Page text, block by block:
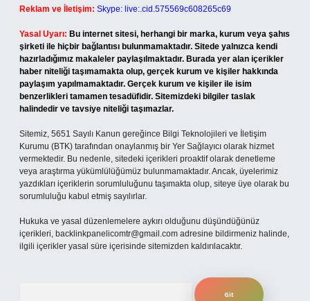
Reklam ve İletişim: Skype: live:.cid.575569c608265c69
Yasal Uyarı: Bu internet sitesi, herhangi bir marka, kurum veya şahıs
şirketi ile hiçbir bağlantısı bulunmamaktadır. Sitede yalnızca kendi
hazırladığımız makaleler paylaşılmaktadır. Burada yer alan içerikler
haber niteliği taşımamakta olup, gerçek kurum ve kişiler hakkında
paylaşım yapılmamaktadır. Gerçek kurum ve kişiler ile isim
benzerlikleri tamamen tesadüfidir. Sitemizdeki bilgiler taslak
halindedir ve tavsiye niteliği taşımazlar.
Sitemiz, 5651 Sayılı Kanun gereğince Bilgi Teknolojileri ve İletişim
Kurumu (BTK) tarafından onaylanmış bir Yer Sağlayıcı olarak hizmet
vermektedir. Bu nedenle, sitedeki içerikleri proaktif olarak denetleme
veya araştırma yükümlülüğümüz bulunmamaktadır. Ancak, üyelerimiz
yazdıkları içeriklerin sorumluluğunu taşımakta olup, siteye üye olarak bu
sorumluluğu kabul etmiş sayılırlar.
Hukuka ve yasal düzenlemelere aykırı olduğunu düşündüğünüz
içerikleri, backlinkpanelicomtr@gmail.com adresine bildirmeniz halinde,
ilgili içerikler yasal süre içerisinde sitemizden kaldırılacaktır.